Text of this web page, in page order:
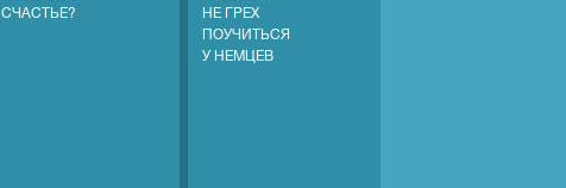
СЧАСТЬЕ?
НЕ ГРЕХ
ПОУЧИТЬСЯ
У НЕМЦЕВ